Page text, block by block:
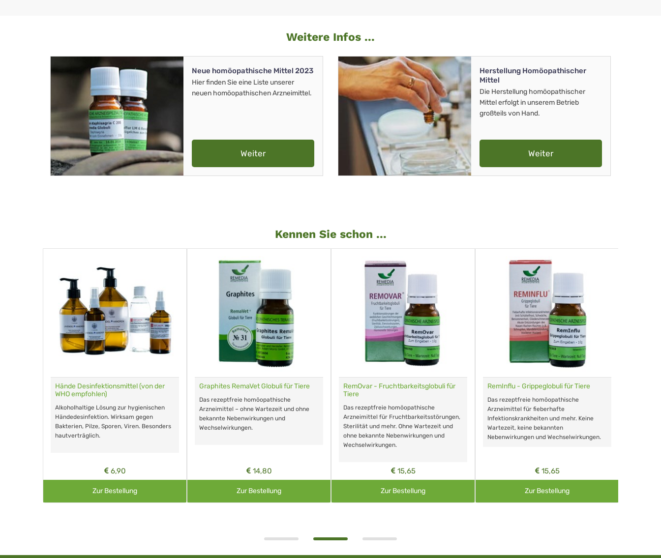
Weitere Infos ...
Neue homöopathische Mittel 2023
Hier finden Sie eine Liste unserer
neuen homöopathischen Arzneimittel.
Weiter
Herstellung Homöopathischer
Mittel
Die Herstellung homöopathischer
Mittel erfolgt in unserem Betrieb
großteils von Hand.
Weiter
Kennen Sie schon ...
Hände Desinfektionsmittel (von der
WHO empfohlen)
Alkoholhaltige Lösung zur hygienischen
Händedesinfektion. Wirksam gegen
Bakterien, Pilze, Sporen, Viren. Besonders
hautverträglich.
6,90
Zur Bestellung
Graphites RemaVet Globuli für Tiere
Das rezeptfreie homöopathische
Arzneimittel – ohne Wartezeit und ohne
bekannte Nebenwirkungen und
Wechselwirkungen.
14,80
Zur Bestellung
RemOvar - Fruchtbarkeitsglobuli für
Tiere
Das rezeptfreie homöopathische
Arzneimittel für Fruchtbarkeitsstörungen,
Sterilität und mehr. Ohne Wartezeit und
ohne bekannte Nebenwirkungen und
Wechselwirkungen.
15,65
Zur Bestellung
RemInflu - Grippeglobuli für Tiere
Das rezeptfreie homöopathische
Arzneimittel für fieberhafte
Infektionskrankheiten und mehr. Keine
Wartezeit, keine bekannten
Nebenwirkungen und Wechselwirkungen.
15,65
Zur Bestellung